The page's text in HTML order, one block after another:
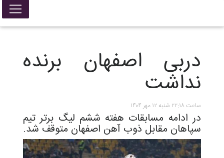
دربی اصفهان برنده
نداشت
ساعت ۲۲:۱۸ شنبه ۱۲ مهر ۱۴۰۴
در ادامه مسابقات هفته ششم لیگ برتر تیم
سپاهان مقابل ذوب آهن اصفهان متوقف شد.